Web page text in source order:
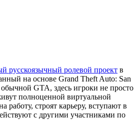
русскоязычный ролевой проект в
на основе Grand Theft Auto: San
GTA, здесь игроки не просто
полноценной виртуальной
работу, строят карьеру, вступают в
с другими участниками по